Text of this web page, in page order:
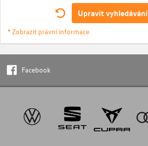
Upravit vyhledávání
* Zobrazit právní informace
Facebook